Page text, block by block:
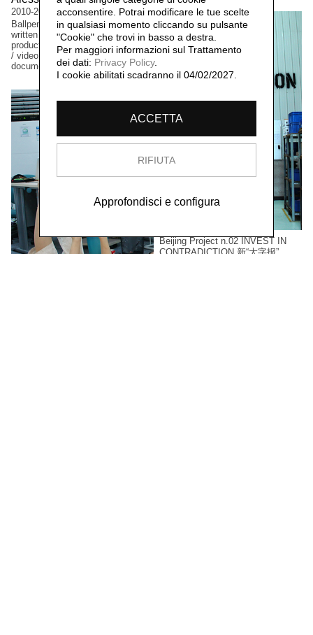
2010-2011
Ballpen and ink drawings / hand-
written poems & thoughts / non-
productive actions / performances
/ video and photographic
documentation
Beijing Project n.02 INVEST IN
CONTRADICTION 新“大字报”
acconsentire. Potrai modificare le tue scelte
in qualsiasi momento cliccando su pulsante
"Cookie" che trovi in basso a destra.
Per maggiori informazioni sul Trattamento
dei dati: Privacy Policy.
I cookie abilitati scadranno il 04/02/2027.
ACCETTA
RIFIUTA
Approfondisci e configura